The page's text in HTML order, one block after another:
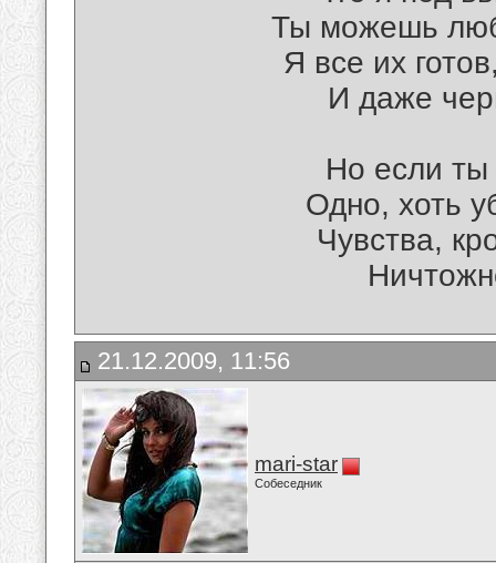
Ты можешь
Я все их
И даже
Но если
Одно, хоть
Чувства,
21.12.2009, 11:56
mari-star
Собеседник